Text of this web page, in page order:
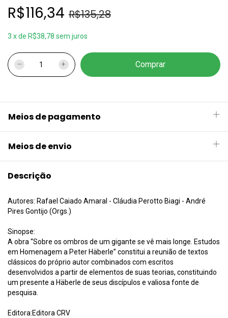
R$116,34 R$135,28
3 xde R$38,78 sem juros
Meios de pagamento
Meios de envio
Descrição
Autores: Rafael Caiado Amaral - Cláudia Perotto Biagi - André
Pires Gontijo (Orgs.)
Sinopse:
A obra “Sobre os ombros de um gigante se vê mais longe. Estudos
em Homenagem a Peter Häberle” constitui a reunião de textos
clássicos do próprio autor combinados com escritos
desenvolvidos a partir de elementos de suas teorias, constituindo
um presente a Häberle de seus discípulos e valiosa fonte de
pesquisa.
Editora:Editora CRV